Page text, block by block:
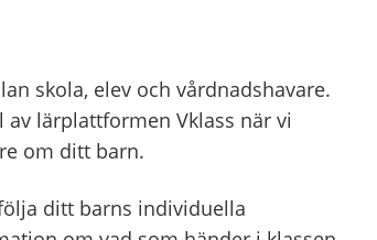
skola, elev och vårdnadshavare.
lärplattformen Vklass när vi
om ditt barn.
ditt barns individuella